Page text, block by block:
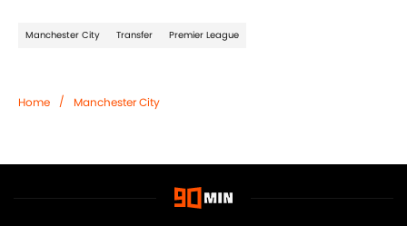
Manchester City Transfer Premier League
Home / Manchester City